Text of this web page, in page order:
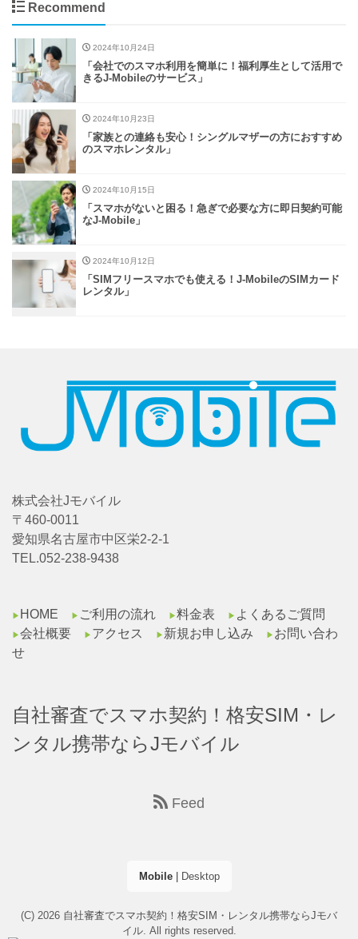
Recommend
2024年10月24日
「会社でのスマホ利用を簡単に！福利厚生として活用で
きるJ-Mobileのサービス」
2024年10月23日
「家族との連絡も安心！シングルマザーの方におすすめ
のスマホレンタル」
2024年10月15日
「スマホがないと困る！急ぎで必要な方に即日契約可能
なJ-Mobile」
2024年10月12日
「SIMフリースマホでも使える！J-MobileのSIMカード
レンタル」
株式会社Jモバイル
〒460-0011
愛知県名古屋市中区栄2-2-1
TEL.052-238-9438
▶︎ HOME ▶︎ ご利用の流れ ▶︎料金表 ▶︎ よくあるご質問
▶︎会社概要 ▶︎ アクセス ▶︎ 新規お申し込み ▶︎ お問い合わ
せ
自社審査でスマホ契約！格安SIM・レ
ンタル携帯ならJモバイル
Feed
Mobile| Desktop
(C) 2026 自社審査でスマホ契約！格安SIM・レンタル携帯ならJモバ
イル. All rights reserved.